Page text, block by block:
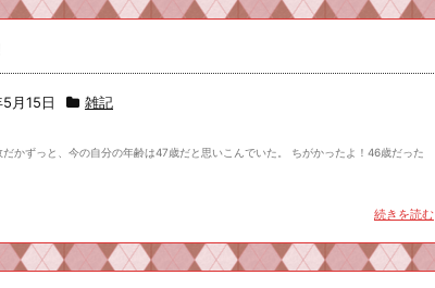
月15日 雑記
だかずっと、今の自分の年齢は47歳だと思いこんでいた。 ちがかったよ！46歳だった
続きを読む